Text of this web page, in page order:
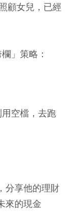
顧女兒，已經
」策略：
空檔，去跑
分享他的理財
來的現金